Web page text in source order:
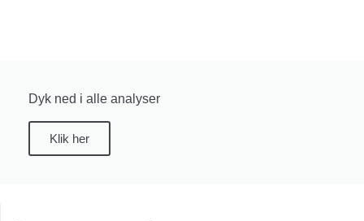
Dyk ned i alle analyser
Klik her